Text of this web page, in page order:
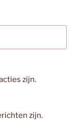
zijn.
zijn.